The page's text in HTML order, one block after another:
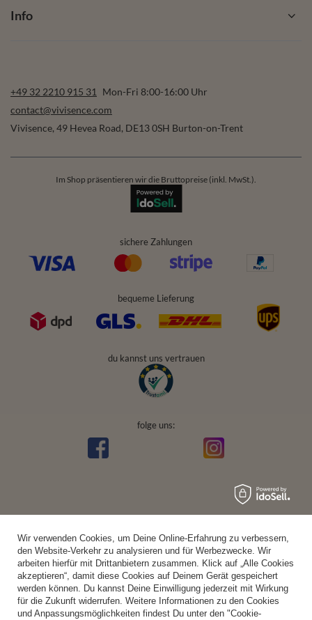
Info
+49 32 2210 915 31
Mon-Fri 8:00-16:00 Uhr
contact@vivisence.com
Vivisence, 49 Hevea Road, DE13 0SH Burton-on-Trent
Im Shop präsentieren wir die Bruttopreise (inkl. MwSt.).
sichere Zahlungen
bequeme Lieferung
du kannst uns vertrauen
folge uns:
Wir verwenden Cookies, um Deine Online-Erfahrung zu verbessern,
den Website-Verkehr zu analysieren und für Werbezwecke. Wir
arbeiten hierfür mit Drittanbietern zusammen. Klick auf „Alle Cookies
akzeptieren“, damit diese Cookies auf Deinem Gerät gespeichert
werden können. Du kannst Deine Einwilligung jederzeit mit Wirkung
für die Zukunft widerrufen. Weitere Informationen zu den Cookies
und Anpassungsmöglichkeiten findest Du unter den "Cookie-